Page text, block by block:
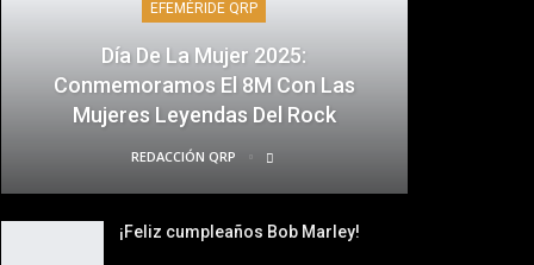
EFEMÉRIDE QRP
Día De La Mujer 2025:
Conmemoramos El 8M Con Las
Mujeres Leyendas Del Rock
REDACCIÓN QRP
¡Feliz cumpleaños Bob Marley!